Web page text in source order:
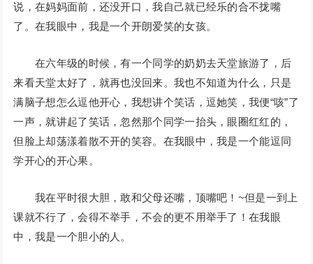
说，在妈妈面前，还没开口，我自己就已经乐的合不拢嘴
了。在我眼中，我是一个开朗爱笑的女孩。
在六年级的时候，有一个同学的奶奶去天堂旅游了，后
来看天堂太好了，就再也没回来。我也不知道为什么，只是
满脑子想怎么逗他开心，我想讲个笑话，逗她笑，我便“咳”了
一声，就讲起了笑话，忽然那个同学一抬头，眼圈红红的，
但脸上却荡漾着散不开的笑容。在我眼中，我是一个能逗同
学开心的开心果。
我在平时很大胆，敢和父母还嘴，顶嘴吧！~但是一到上
课就不行了，会得不举手，不会的更不用举手了！在我眼
中，我是一个胆小的人。